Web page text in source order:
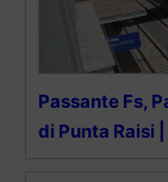
Passante Fs,
di Punta Raisi |